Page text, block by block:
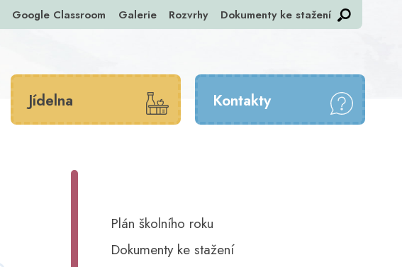
Google Classroom Galerie Rozvrhy Dokumenty ke stažení
Jídelna Kontakty
Plán školního roku
Dokumenty ke stažení